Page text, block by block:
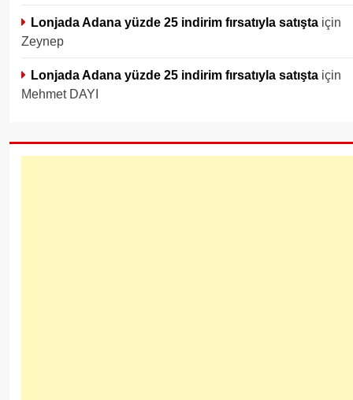
Lonjada Adana yüzde 25 indirim fırsatıyla satışta için
Zeynep
Lonjada Adana yüzde 25 indirim fırsatıyla satışta için
Mehmet DAYI